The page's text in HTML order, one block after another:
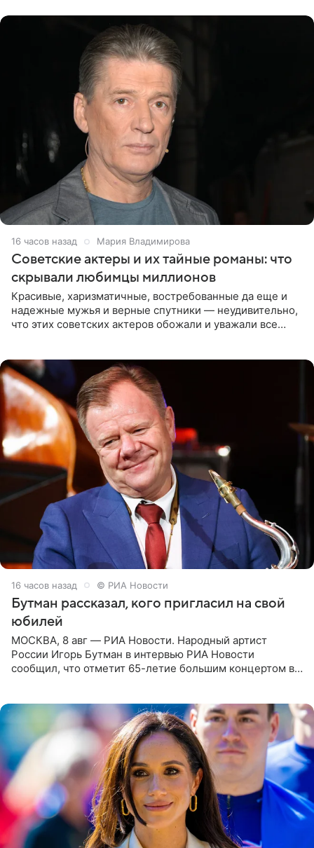
16 часов назад Мария Владимирова
Советские актеры и их тайные романы: что
скрывали любимцы миллионов
Красивые, харизматичные, востребованные да еще и
надежные мужья и верные спутники — неудивительно,
что этих советских актеров обожали и уважали все
16 часов назад © РИА Новости
Бутман рассказал, кого пригласил на свой
юбилей
МОСКВА, 8 авг — РИА Новости. Народный артист
России Игорь Бутман в интервью РИА Новости
сообщил, что отметит 65-летие большим концертом в